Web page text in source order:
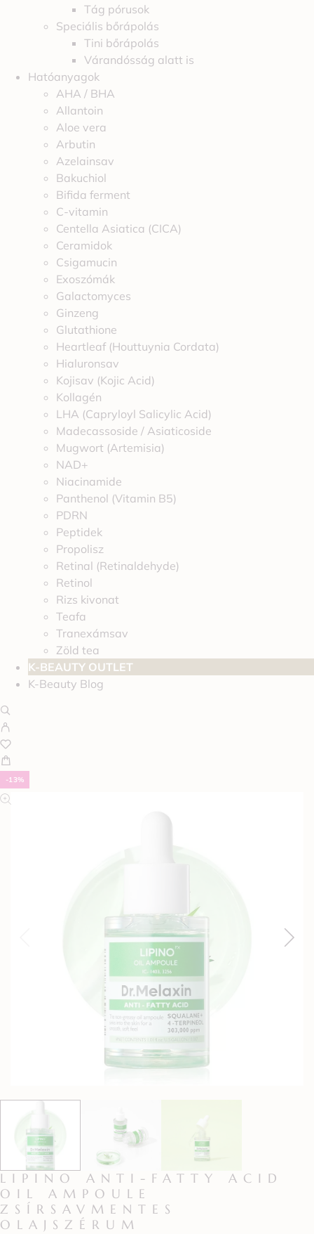
Tág pórusok
Speciális bőrápolás
Tini bőrápolás
Várandósság alatt is
Hatóanyagok
AHA / BHA
Allantoin
Aloe vera
Arbutin
Azelainsav
Bakuchiol
Bifida ferment
C-vitamin
Centella Asiatica (CICA)
Ceramidok
Csigamucin
Exoszómák
Galactomyces
Ginzeng
Glutathione
Heartleaf (Houttuynia Cordata)
Hialuronsav
Kojisav (Kojic Acid)
Kollagén
LHA (Capryloyl Salicylic Acid)
Madecassoside / Asiaticoside
Mugwort (Artemisia)
NAD+
Niacinamide
Panthenol (Vitamin B5)
PDRN
Peptidek
Propolisz
Retinal (Retinaldehyde)
Retinol
Rizs kivonat
Teafa
Tranexámsav
Zöld tea
K-BEAUTY OUTLET
K-Beauty Blog
-13%
LIPINO ANTI-FATTY ACID
OIL AMPOULE
ZSÍRSAVMENTES
OLAJSZÉRUM